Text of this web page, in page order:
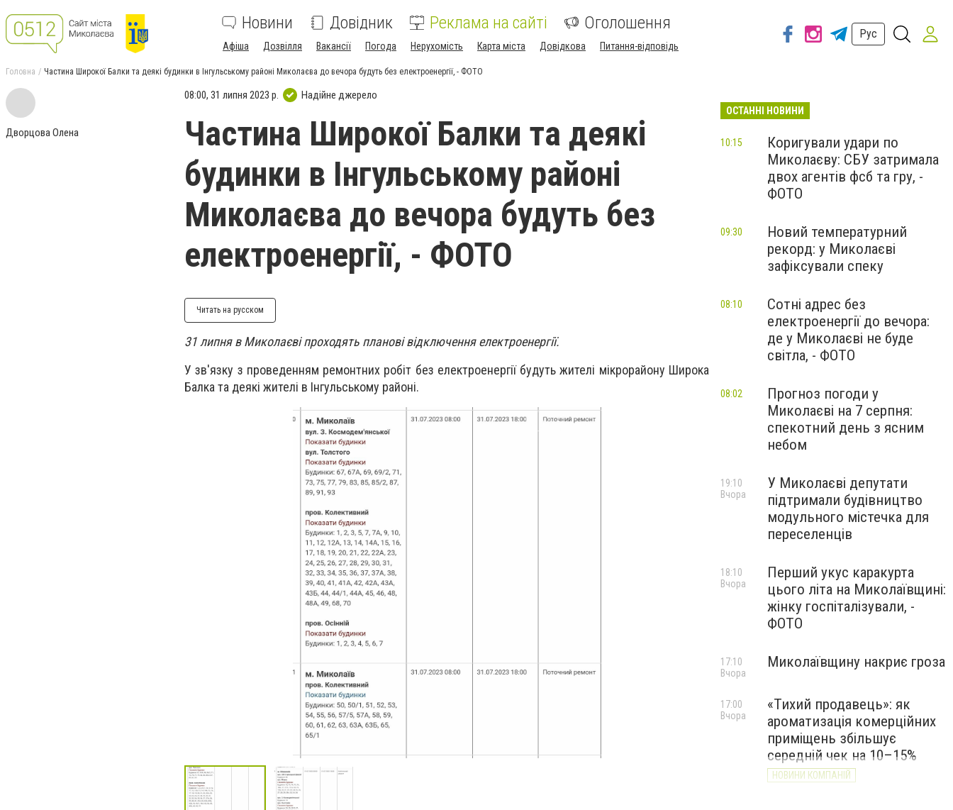
Новини Довідник Реклама на сайті Оголошення
Афіша Дозвілля Вакансії Погода Нерухомість Карта міста Довідкова Питання-відповідь
Рус
Головна Частина Широкої Балки та деякі будинки в Інгульському районі Миколаєва до вечора будуть без електроенергії, - ФОТО
Дворцова Олена
08:00, 31 липня 2023 р. Надійне джерело
Частина Широкої Балки та деякі
будинки в Інгульському районі
Миколаєва до вечора будуть без
електроенергії, - ФОТО
Читать на русском
31 липня в Миколаєві проходять планові відключення електроенергії.
У зв'язку з проведенням ремонтних робіт без електроенергії будуть жителі мікрорайону Широка
Балка та деякі жителі в Інгульському районі.
ОСТАННІ НОВИНИ
Коригували удари по
Миколаєву: СБУ затримала
двох агентів фсб та гру, -
ФОТО
10:15
Новий температурний
рекорд: у Миколаєві
зафіксували спеку
09:30
Сотні адрес без
електроенергії до вечора:
де у Миколаєві не буде
світла, - ФОТО
08:10
Прогноз погоди у
Миколаєві на 7 серпня:
спекотний день з ясним
небом
08:02
У Миколаєві депутати
підтримали будівництво
модульного містечка для
переселенців
19:10
Вчора
Перший укус каракурта
цього літа на Миколаївщині:
жінку госпіталізували, -
ФОТО
18:10
Вчора
Миколаївщину накриє гроза
17:10
Вчора
«Тихий продавець»: як
ароматизація комерційних
приміщень збільшує
середній чек на 10–15%
НОВИНИ КОМПАНІЙ
17:00
Вчора